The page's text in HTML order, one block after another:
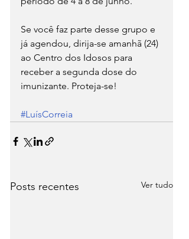
Se você faz parte desse grupo e
já agendou, dirija-se amanhã (24)
ao Centro dos Idosos para
receber a segunda dose do
imunizante. Proteja-se!
#LuísCorreia
Posts recentes Ver tudo